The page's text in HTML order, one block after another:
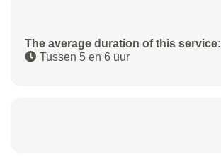
The average duration of this service:
Tussen 5 en 6 uur